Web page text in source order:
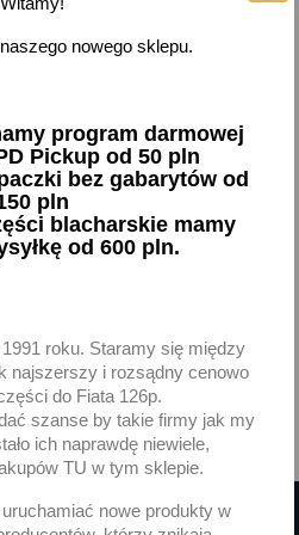
szczęk
II 1999-... bez
Dodaj
+
1-1 z 1 pozycji
Powrót do góry
nowego sklepu.
program darmowej
Pickup od 50 pln
bez gabarytów od
pln
blacharskie mamy
od 600 pln.
roku. Staramy się między
najszerszy i rozsądny cenowo
do Fiata 126p.
szanse by takie firmy jak my
ich naprawdę niewiele,
TU w tym sklepie.
nowe produkty w